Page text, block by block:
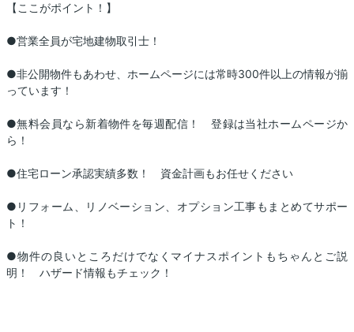
【ここがポイント！】
●営業全員が宅地建物取引士！
●非公開物件もあわせ、ホームページには常時300件以上の情報が揃
っています！
●無料会員なら新着物件を毎週配信！ 登録は当社ホームページか
ら！
●住宅ローン承認実績多数！ 資金計画もお任せください
●リフォーム、リノベーション、オプション工事もまとめてサポー
ト！
●物件の良いところだけでなくマイナスポイントもちゃんとご説
明！ ハザード情報もチェック！